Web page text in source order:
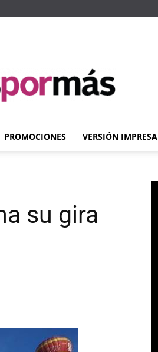
Máspormás
PROMOCIONES VERSIÓN IMPRESA
su gira